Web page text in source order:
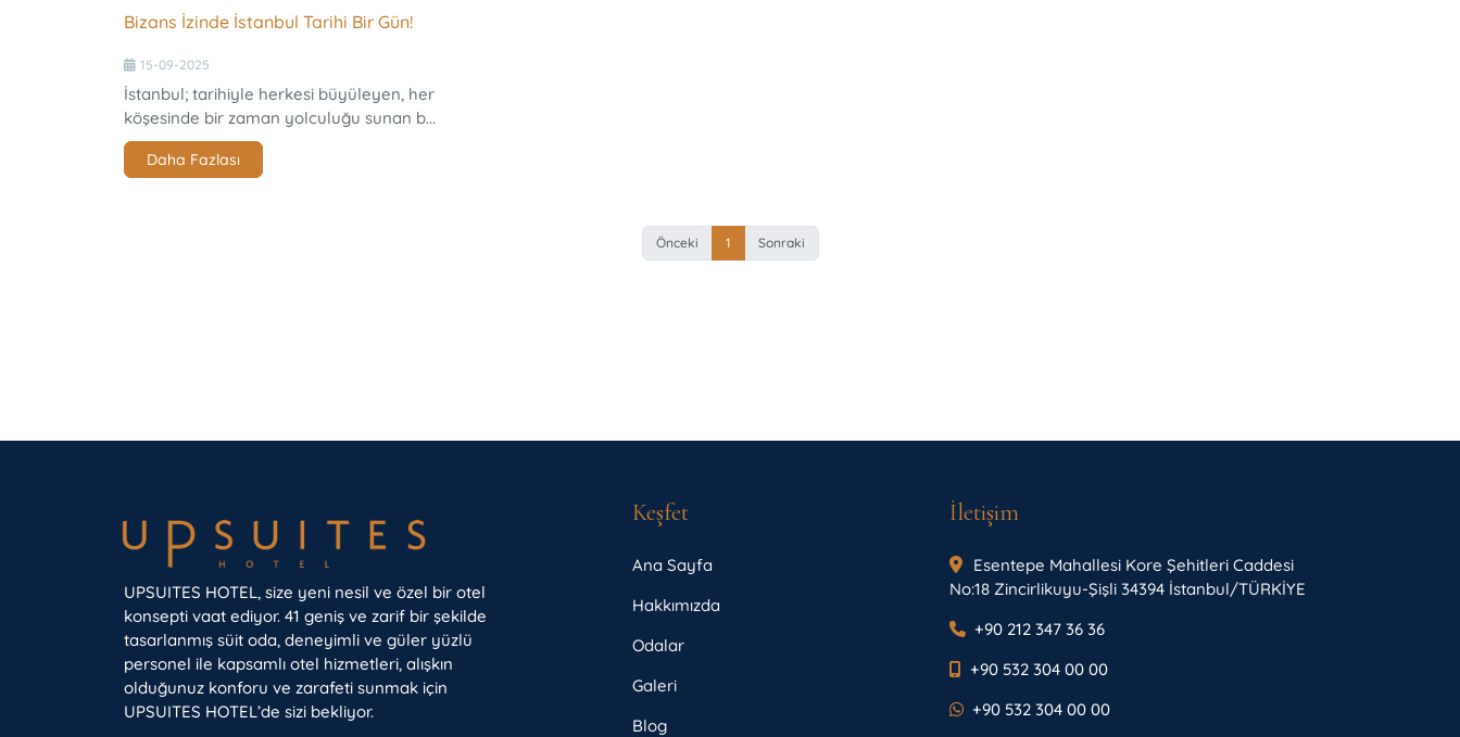
Bizans İzinde İstanbul Tarihi Bir Gün!
15-09-2025
İstanbul; tarihiyle herkesi büyüleyen, her
köşesinde bir zaman yolculuğu sunan b...
Daha Fazlası
Önceki 1 Sonraki
UPSUITES HOTEL, size yeni nesil ve özel bir otel
konsepti vaat ediyor. 41 geniş ve zarif bir şekilde
tasarlanmış süit oda, deneyimli ve güler yüzlü
personel ile kapsamlı otel hizmetleri, alışkın
olduğunuz konforu ve zarafeti sunmak için
UPSUITES HOTEL’de sizi bekliyor.
Keşfet
Ana Sayfa
Hakkımızda
Odalar
Galeri
Blog
İletişim
Esentepe Mahallesi Kore Şehitleri Caddesi
No:18 Zincirlikuyu-Şişli 34394 İstanbul/TÜRKİYE
+90 212 347 36 36
+90 532 304 00 00
+90 532 304 00 00